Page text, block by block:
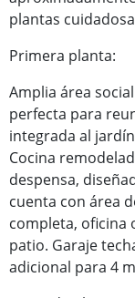
plantas
Primera planta:
Amplia área
perfecta para
integrada al
Cocina
despensa,
cuenta con área
completa, oficina
patio. Garaje
adicional para 4